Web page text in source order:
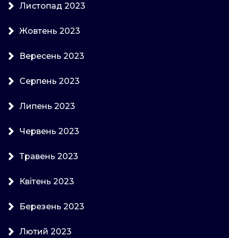
Листопад 2023
Жовтень 2023
Вересень 2023
Серпень 2023
Липень 2023
Червень 2023
Травень 2023
Квітень 2023
Березень 2023
Лютий 2023